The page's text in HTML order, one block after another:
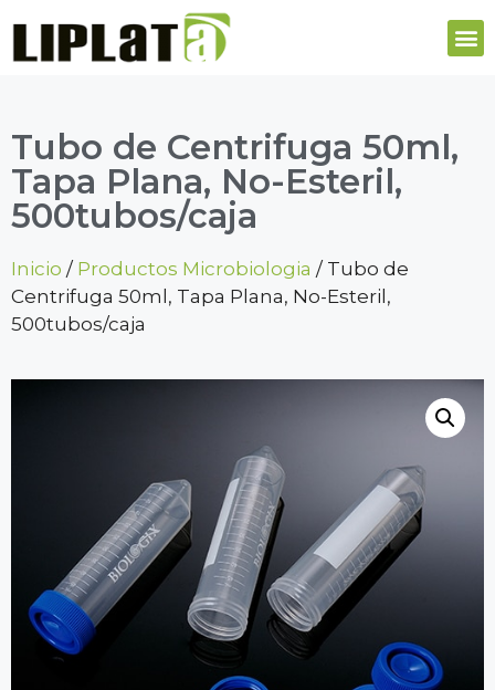
Tubo de Centrifuga 50ml,
Tapa Plana, No-Esteril,
500tubos/caja
Inicio / Productos Microbiologia / Tubo de
Centrifuga 50ml, Tapa Plana, No-Esteril,
500tubos/caja